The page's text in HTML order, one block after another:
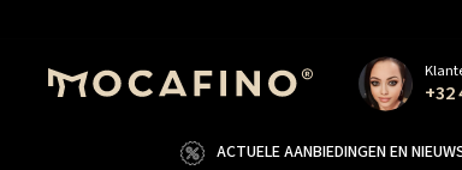
+32
ACTUELE AANBIEDINGEN EN